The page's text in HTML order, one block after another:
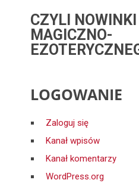
CZYLI
MAGICZNO-
LOGOWANIE
Zaloguj się
Kanał wpisów
Kanał komentarzy
WordPress.org